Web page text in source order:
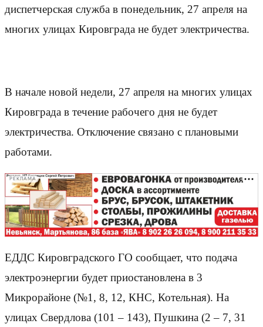
диспетчерская служба в понедельник, 27 апреля на
многих улицах Кировграда не будет электричества.
В начале новой недели, 27 апреля на многих улицах
Кировграда в течение рабочего дня не будет
электричества. Отключение связано с плановыми
работами.
РЕКЛАМА
ЕДДС Кировградского ГО сообщает, что подача
электроэнергии будет приостановлена в 3
Микрорайоне (№1, 8, 12, КНС, Котельная). На
улицах Свердлова (101 – 143), Пушкина (2 – 7, 31